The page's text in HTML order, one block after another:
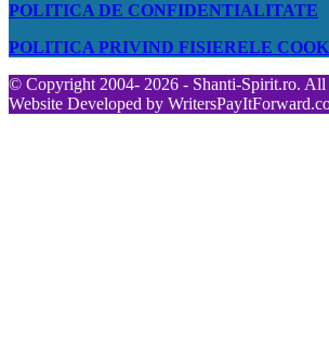
POLITICA DE CONFIDENTIALITATE
POLITICA PRIVIND FISIERELE
© Copyright 2004- 2026 - Shanti-Spirit.ro. All
Website Developed by